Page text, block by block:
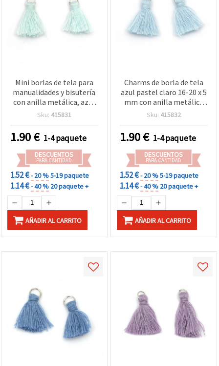
Mini borlas de tela para
manualidades y bisutería
con anilla metálica, azul
claro, 16~20x5 mm - 20
Sku: 415831
1.90€ 1-4 paquete
DESCUENTOS
PARA CANTIDAD
1.52 €- 20 %5-19 paquete
1.14 €- 40 % 20 paquete +
AÑADIR AL CARRITO
Charms de borla de tela
azul pastel claro 16-20 x 5
mm con anilla metálica
en tono plata, mini borlas
manualidades, pack de 20
Sku: 415832
1.90€ 1-4 paquete
DESCUENTOS
PARA CANTIDAD
1.52 €- 20 %5-19 paquete
1.14 €- 40 % 20 paquete +
AÑADIR AL CARRITO